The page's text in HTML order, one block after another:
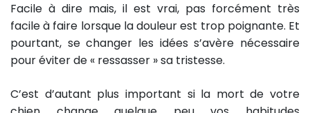
Facile à dire mais, il est vrai, pas forcément très
facile à faire lorsque la douleur est trop poignante. Et
pourtant, se changer les idées s’avère nécessaire
pour éviter de « ressasser » sa tristesse.
C’est d’autant plus important si la mort de votre